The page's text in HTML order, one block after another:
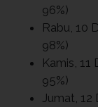
96%)
Rabu, 10
98%)
Kamis, 11
95%)
Jumat,